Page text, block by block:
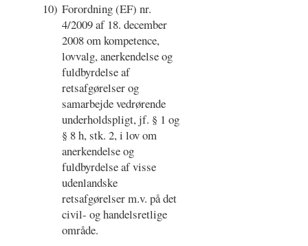
10) Forordning (EF) nr.
4/2009 af 18. december
2008 om kompetence,
lovvalg, anerkendelse og
fuldbyrdelse af
retsafgørelser og
samarbejde vedrørende
underholdspligt, jf. § 1 og
§ 8 h, stk. 2, i lov om
anerkendelse og
fuldbyrdelse af visse
udenlandske
retsafgørelser m.v. på det
civil- og handelsretlige
område.